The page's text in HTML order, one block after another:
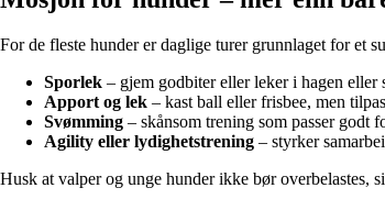
For de fleste hunder er daglige turer grunnlaget for et
Sporlek – gjem godbiter eller leker i hagen eller
Apport og lek – kast ball eller frisbee, men
Svømming – skånsom trening som passer godt
Agility eller lydighetstrening – styrker
Husk at valper og unge hunder ikke bør overbelastes,